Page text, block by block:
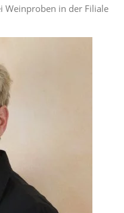
Weinproben in der Filiale